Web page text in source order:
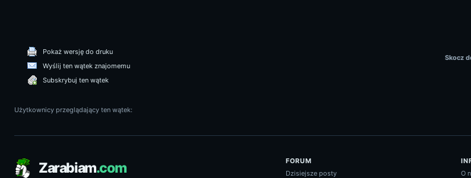
Pokaż wersję do druku
Wyślij ten wątek znajomemu
Subskrybuj ten wątek
Skocz
Użytkownicy przeglądający ten wątek:
Zarabiam.com
FORUM
Dzisiejsze posty
O